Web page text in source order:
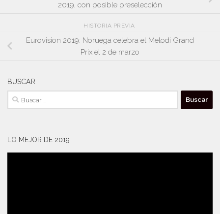
2019, con posible preselección
HISTORIA PREVIA
Eurovision 2019: Noruega celebra el Melodi Grand
Prix el 2 de marzo
BUSCAR
Buscar:
LO MEJOR DE 2019